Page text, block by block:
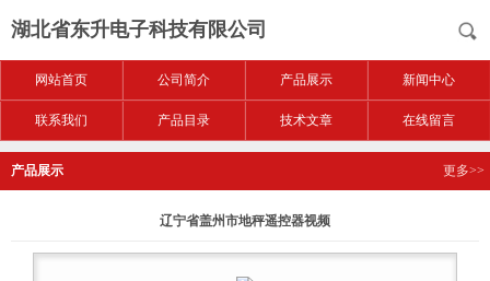
湖北省东升电子科技有限公司
网站首页 公司简介 产品展示 新闻中心
联系我们 产品目录 技术文章 在线留言
产品展示 更多>>
辽宁省盖州市地秤遥控器视频